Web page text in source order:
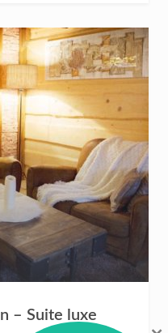
– Suite luxe